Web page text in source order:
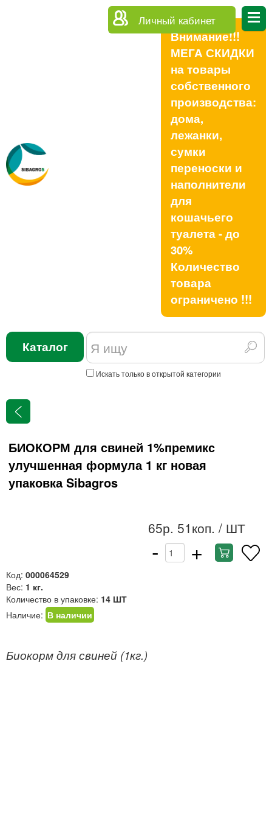
Личный кабинет
Внимание!!!
МЕГА СКИДКИ
на товары
собственного
производства:
дома,
лежанки,
сумки
переноски и
наполнители
для
кошачьего
туалета - до
30%
Количество
товара
ограничено !!!
Каталог
Искать только в открытой категории
БИОКОРМ для свиней 1%премикс
улучшенная формула 1 кг новая
упаковка Sibagros
65р. 51коп. / ШТ
- +
Код: 000064529
Вес: 1 кг.
Количество в упаковке: 14 ШТ
Наличие: В наличии
Биокорм для свиней (1кг.)